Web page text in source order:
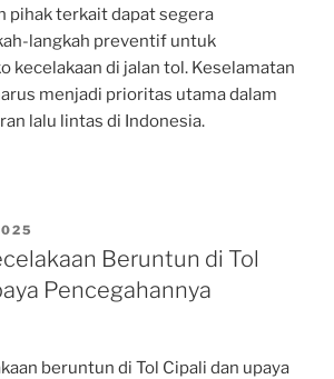
pihak terkait dapat segera
langkah preventif untuk
kecelakaan di jalan tol. Keselamatan
menjadi prioritas utama dalam
lalu lintas di Indonesia.
Beruntun di Tol
Pencegahannya
beruntun di Tol Cipali dan upaya